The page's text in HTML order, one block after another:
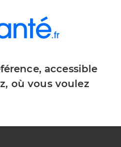
accessible
où vous voulez